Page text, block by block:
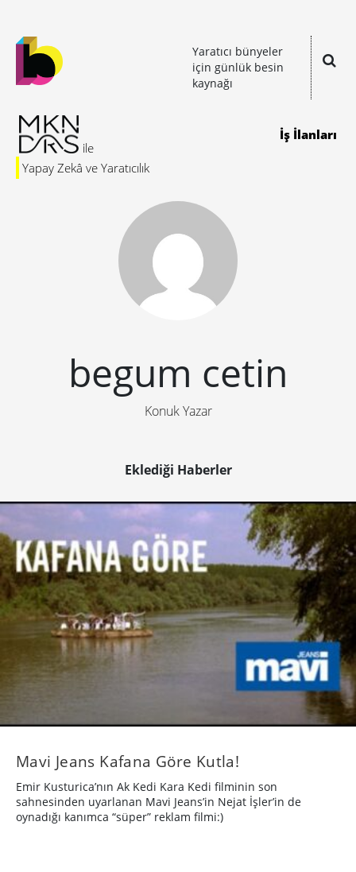
Yaratıcı bünyeler
için günlük besin
kaynağı
Yapay Zekâ ve Yaratıcılık
İş İlanları
begum cetin
Konuk Yazar
Eklediği Haberler
Mavi Jeans Kafana Göre Kutla!
Emir Kusturica’nın Ak Kedi Kara Kedi filminin son
sahnesinden uyarlanan Mavi Jeans’in Nejat İşler’in de
oynadığı kanımca “süper” reklam filmi:)